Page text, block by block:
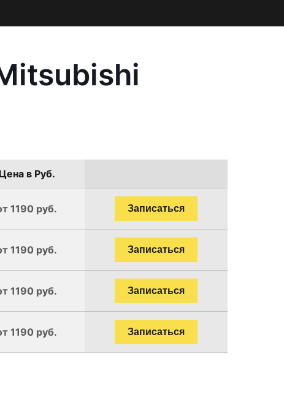
Цена в Руб.
1190 руб. Записаться
1190 руб. Записаться
1190 руб. Записаться
1190 руб. Записаться